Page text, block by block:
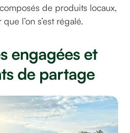
de produits locaux,
l’on s’est régalé.
engagées et
de partage